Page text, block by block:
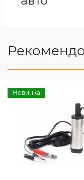
Новинка